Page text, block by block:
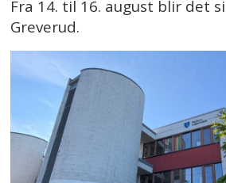
Fra 14. til 16. august blir det
Greverud.